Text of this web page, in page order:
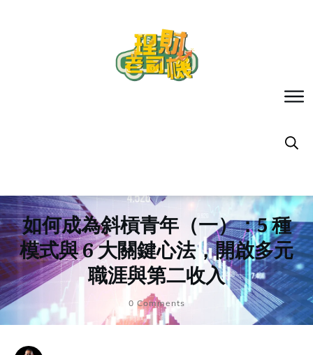
如何成為斜槓青年（一）：5 種
模式與 6 大關鍵心法，開啟多元
職涯與第二收入
0 Comments